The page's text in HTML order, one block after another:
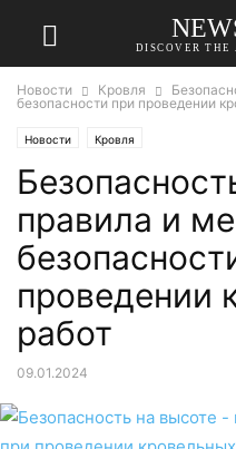
DISCOVER THE
Новости Кровля
безопасности при проведении
Новости Кровля
правила и
проведении
работ
09.01.2024